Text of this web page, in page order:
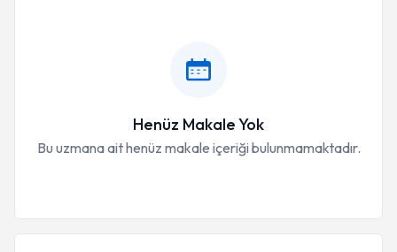
Henüz Makale Yok
Bu uzmana ait henüz makale içeriği bulunmamaktadır.